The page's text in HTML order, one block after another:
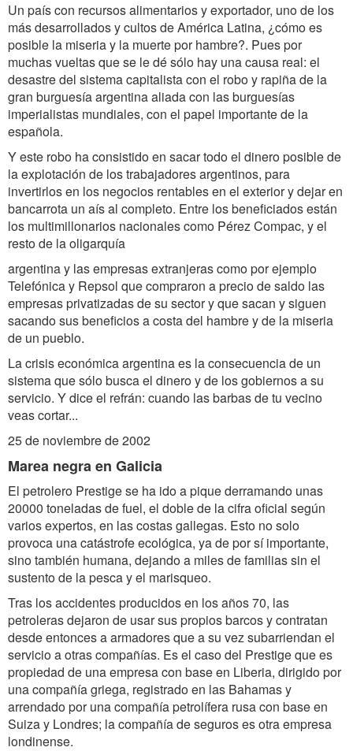
Un país con recursos alimentarios y exportador, uno de los
más desarrollados y cultos de América Latina, ¿cómo es
posible la miseria y la muerte por hambre?. Pues por
muchas vueltas que se le dé sólo hay una causa real: el
desastre del sistema capitalista con el robo y rapiña de la
gran burguesía argentina aliada con las burguesías
imperialistas mundiales, con el papel importante de la
española.
Y este robo ha consistido en sacar todo el dinero posible de
la explotación de los trabajadores argentinos, para
invertirlos en los negocios rentables en el exterior y dejar en
bancarrota un aís al completo. Entre los beneficiados están
los multimillonarios nacionales como Pérez Compac, y el
resto de la oligarquía
argentina y las empresas extranjeras como por ejemplo
Telefónica y Repsol que compraron a precio de saldo las
empresas privatizadas de su sector y que sacan y siguen
sacando sus beneficios a costa del hambre y de la miseria
de un pueblo.
La crisis económica argentina es la consecuencia de un
sistema que sólo busca el dinero y de los gobiernos a su
servicio. Y dice el refrán: cuando las barbas de tu vecino
veas cortar...
25 de noviembre de 2002
Marea negra en Galicia
El petrolero Prestige se ha ido a pique derramando unas
20000 toneladas de fuel, el doble de la cifra oficial según
varios expertos, en las costas gallegas. Esto no solo
provoca una catástrofe ecológica, ya de por sí importante,
sino también humana, dejando a miles de familias sin el
sustento de la pesca y el marisqueo.
Tras los accidentes producidos en los años 70, las
petroleras dejaron de usar sus propios barcos y contratan
desde entonces a armadores que a su vez subarriendan el
servicio a otras compañías. Es el caso del Prestige que es
propiedad de una empresa con base en Liberia, dirigido por
una compañía griega, registrado en las Bahamas y
arrendado por una compañía petrolífera rusa con base en
Suiza y Londres; la compañía de seguros es otra empresa
londinense.